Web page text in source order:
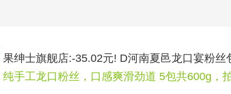
果绅士旗舰店:-35.02元! D河南夏邑龙口宴粉
纯手工龙口粉丝，口感爽滑劲道 5包共600g，